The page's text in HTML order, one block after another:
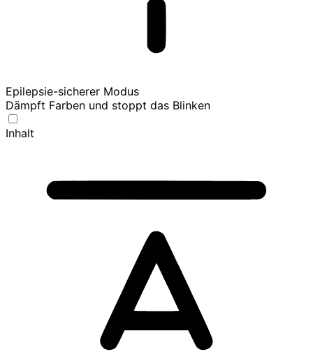
Epilepsie-sicherer Modus
Dämpft Farben und stoppt das Blinken
Inhalt